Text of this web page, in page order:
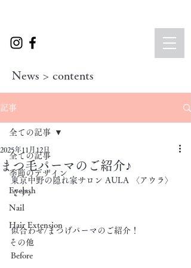
News > contents
記事
全ての記事
季節のデザイン
Eyelash
Nail
Hair Extension
その他
全ての記事
まつ毛パーマのご紹介♪
2025年11月12日
東京中野の隠れ家サロン AULA 〈アウラ〉
です♪
似合わせ/まつげパーマのご紹介！
Before